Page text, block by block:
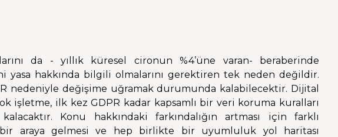
da - yıllık küresel cironun %4’üne varan- beraberinde
hakkında bilgili olmalarını gerektiren tek neden değildir.
nedeniyle değişime uğramak durumunda kalabilecektir. Dijital
işletme, ilk kez GDPR kadar kapsamlı bir veri koruma kuralları
Konu hakkındaki farkındalığın artması için farklı
bir araya gelmesi ve hep birlikte bir uyumluluk yol haritası